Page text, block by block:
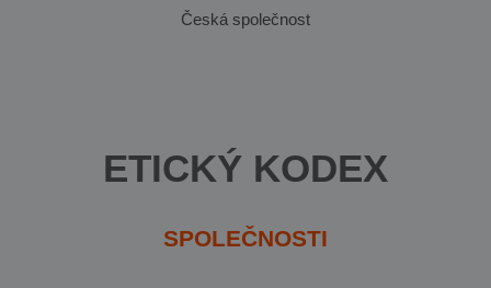
Česká společnost
ETICKÝ KODEX
SPOLEČNOSTI